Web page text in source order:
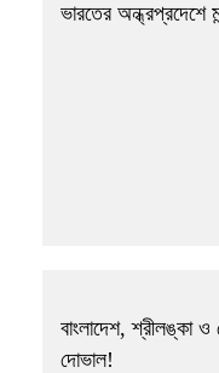
ভারতের অন্ধ্রপ্রদেশে
বাংলাদেশ, শ্রীলঙ্কা
দোভাল!